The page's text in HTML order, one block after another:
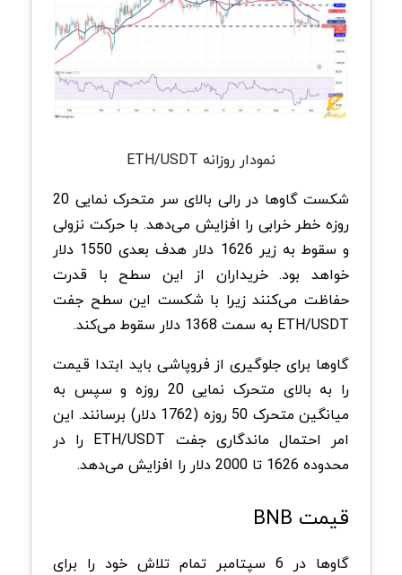
نمودار روزانه ETH/USDT
شکست گاوها در رالی بالای سر متحرک نمایی 20
روزه خطر خرابی را افزایش می‌دهد. با حرکت نزولی
و سقوط به زیر 1626 دلار هدف بعدی 1550 دلار
خواهد بود. خریداران از این سطح با قدرت
حفاظت می‌کنند زیرا با شکست این سطح جفت
ETH/USDT به سمت 1368 دلار سقوط می‌کند.
گاوها برای جلوگیری از فروپاشی باید ابتدا قیمت
را به بالای متحرک نمایی 20 روزه و سپس به
میانگین متحرک 50 روزه (1762 دلار) برسانند. این
امر احتمال ماندگاری جفت ETH/USDT را در
محدوده 1626 تا 2000 دلار را افزایش می‌دهد.
قیمت BNB
گاوها در 6 سپتامبر تمام تلاش خود را برای